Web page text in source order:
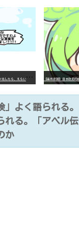
デ
トロイト・メタル・シティー ⇐これ、いまアニメ化したら、えらいことになってたよな？ 【高市悲報】日本政府
」よく語られる
れる。「アベル
か